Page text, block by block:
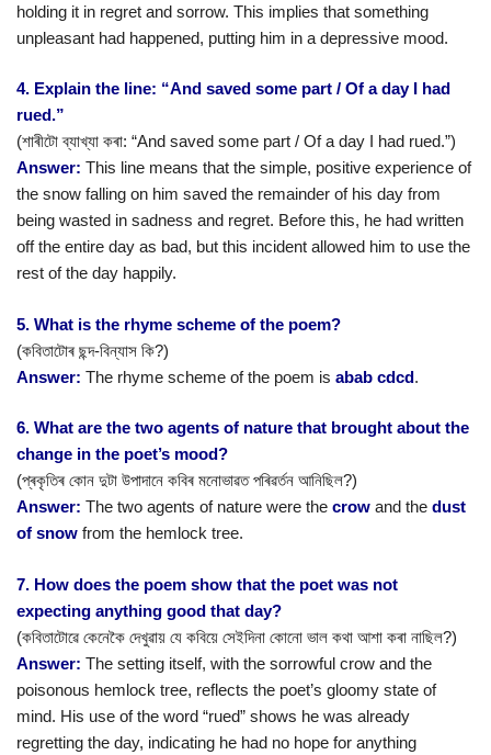
holding it in regret and sorrow. This implies that something
unpleasant had happened, putting him in a depressive mood.
4. Explain the line: “And saved some part / Of a day I had
rued.”
(শাৰীটো ব্যাখ্যা কৰা: “And saved some part / Of a day I had rued.”)
Answer: This line means that the simple, positive experience of
the snow falling on him saved the remainder of his day from
being wasted in sadness and regret. Before this, he had written
off the entire day as bad, but this incident allowed him to use the
rest of the day happily.
5. What is the rhyme scheme of the poem?
(কবিতাটোৰ ছন্দ-বিন্যাস কি?)
Answer: The rhyme scheme of the poem is abab cdcd.
6. What are the two agents of nature that brought about the
change in the poet’s mood?
(প্ৰকৃতিৰ কোন দুটা উপাদানে কবিৰ মনোভাৱত পৰিৱৰ্তন আনিছিল?)
Answer: The two agents of nature were the crow and the dust
of snow from the hemlock tree.
7. How does the poem show that the poet was not
expecting anything good that day?
(কবিতাটোৱে কেনেকৈ দেখুৱায় যে কবিয়ে সেইদিনা কোনো ভাল কথা আশা কৰা নাছিল?)
Answer: The setting itself, with the sorrowful crow and the
poisonous hemlock tree, reflects the poet’s gloomy state of
mind. His use of the word “rued” shows he was already
regretting the day, indicating he had no hope for anything